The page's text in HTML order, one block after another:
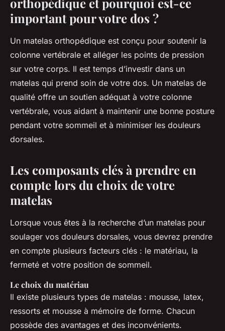
important pour votre dos ?
Un matelas orthopédique est conçu pour soutenir la
colonne vertébrale et alléger les points de pression
sur votre corps. Il est temps d’investir dans un
matelas qui prend soin de votre dos. Un matelas de
qualité offre un soutien adéquat à votre colonne
vertébrale, vous aidant à maintenir une bonne posture
pendant votre sommeil et à minimiser les douleurs
dorsales.
Les composants clés à prendre en
compte lors du choix de votre
matelas
Lorsque vous êtes à la recherche d’un matelas pour
soulager vos douleurs dorsales, vous devrez prendre
en compte plusieurs facteurs clés : le matériau, la
fermeté et votre position de sommeil.
Le choix du matériau
Il existe plusieurs types de matelas : mousse, latex,
ressorts et mousse à mémoire de forme. Chacun
possède des avantages et des inconvénients.